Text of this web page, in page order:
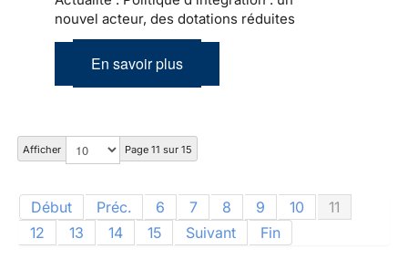
nouvel acteur, des dotations réduites
En savoir plus
Afficher Page 11 sur 15
Début Préc. 6 7 8 9 10
11
12
13 14 15 Suivant Fin